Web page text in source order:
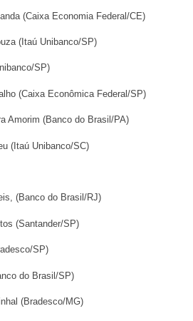
(Caixa Economia Federal/CE)
(Itaú Unibanco/SP)
SP)
(Caixa Econômica Federal/SP)
Amorim (Banco do Brasil/PA)
(Itaú Unibanco/SC)
(Banco do Brasil/RJ)
(Santander/SP)
SP)
do Brasil/SP)
(Bradesco/MG)